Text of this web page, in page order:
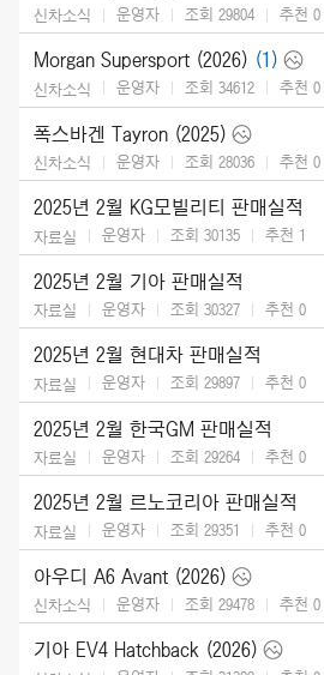
신차소식 운영자 조회 29804 추천 0
Morgan Supersport (2026) (1)
신차소식 운영자 조회 34612 추천 0
폭스바겐 Tayron (2025)
신차소식 운영자 조회 28036 추천 0
2025년 2월 KG모빌리티 판매실적
자료실 운영자 조회 30135 추천 1
2025년 2월 기아 판매실적
자료실 운영자 조회 30327 추천 0
2025년 2월 현대차 판매실적
자료실 운영자 조회 29897 추천 0
2025년 2월 한국GM 판매실적
자료실 운영자 조회 29264 추천 0
2025년 2월 르노코리아 판매실적
자료실 운영자 조회 29351 추천 0
아우디 A6 Avant (2026)
신차소식 운영자 조회 29478 추천 0
기아 EV4 Hatchback (2026)